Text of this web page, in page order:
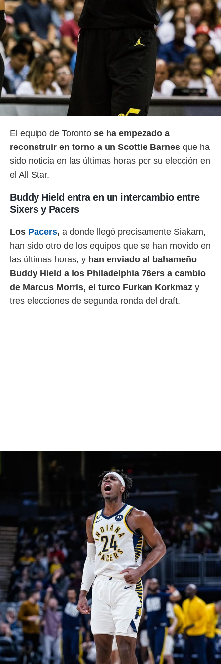
e
mediante
publicidad
publicidad
de
El equipo de Toronto se ha empezado a
reconstruir en torno a un Scottie Barnes que ha
sido noticia en las últimas horas por su elección en
el All Star.
Buddy Hield entra en un intercambio entre
Sixers y Pacers
Los Pacers, a donde llegó precisamente Siakam,
han sido otro de los equipos que se han movido en
las últimas horas, y han enviado al bahameño
Buddy Hield a los Philadelphia 76ers a cambio
de Marcus Morris, el turco Furkan Korkmaz y
tres elecciones de segunda ronda del draft.